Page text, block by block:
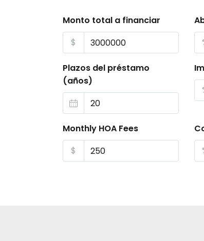
Monto total a financiar
$
Plazos del préstamo
(años)
Monthly HOA Fees
$